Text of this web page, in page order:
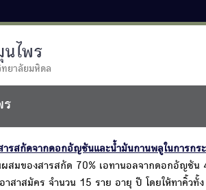
ไพร
ยาลัยมหิดล
ร
รสกัดจากดอกอัญชันและน้ำมันกานพลูในการกร
สมของสารสกัด 70% เอทานอลจากดอกอัญชั
าสาสมัคร จำนวน 15 ราย อายุ ปี โดยให้ทาคิ้วทั้